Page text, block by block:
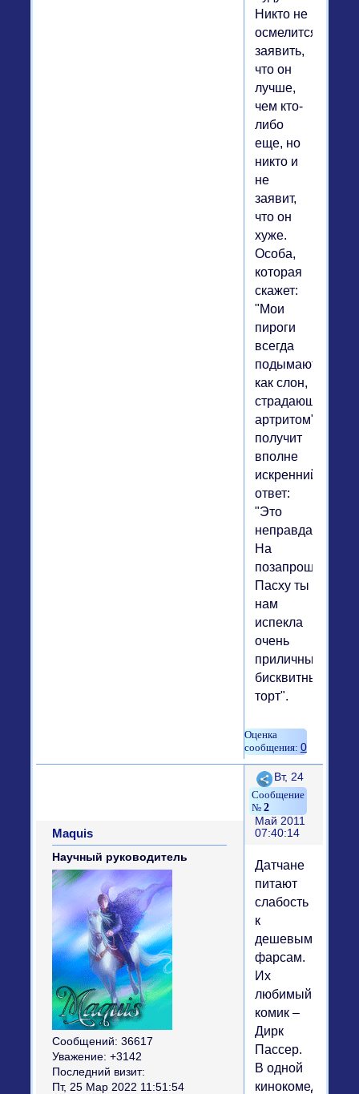
Никто не
осмелится
заявить,
что он
лучше,
чем кто-
либо
еще, но
никто и
не
заявит,
что он
хуже.
Особа,
которая
скажет:
"Мои
пироги
всегда
подымаются
как слон,
страдающий
артритом",
получит
вполне
искренний
ответ:
"Это
неправда.
На
позапрошлую
Пасху ты
нам
испекла
очень
приличный
бисквитный
торт".
0
Поделиться
2
Вт, 24
Май 2011
07:40:14
Maquis
Научный руководитель
Сообщений: 36617
Уважение: +3142
Последний визит:
Пт, 25 Мар 2022 11:51:54
Датчане
питают
слабость
к
дешевым
фарсам.
Их
любимый
комик –
Дирк
Пассер.
В одной
кинокомедии,